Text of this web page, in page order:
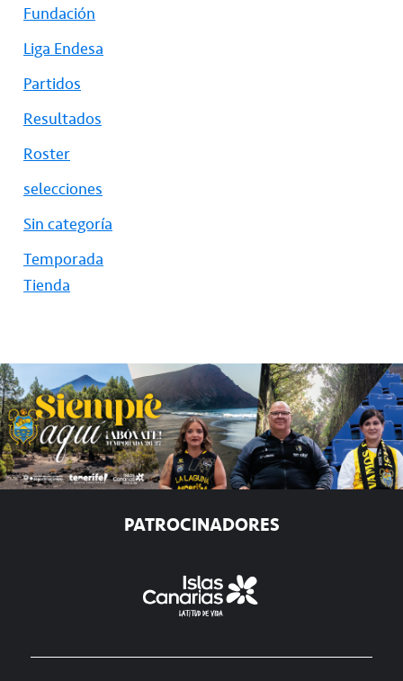
Fundación
Liga Endesa
Partidos
Resultados
Roster
selecciones
Sin categoría
Temporada
Tienda
PATROCINADORES